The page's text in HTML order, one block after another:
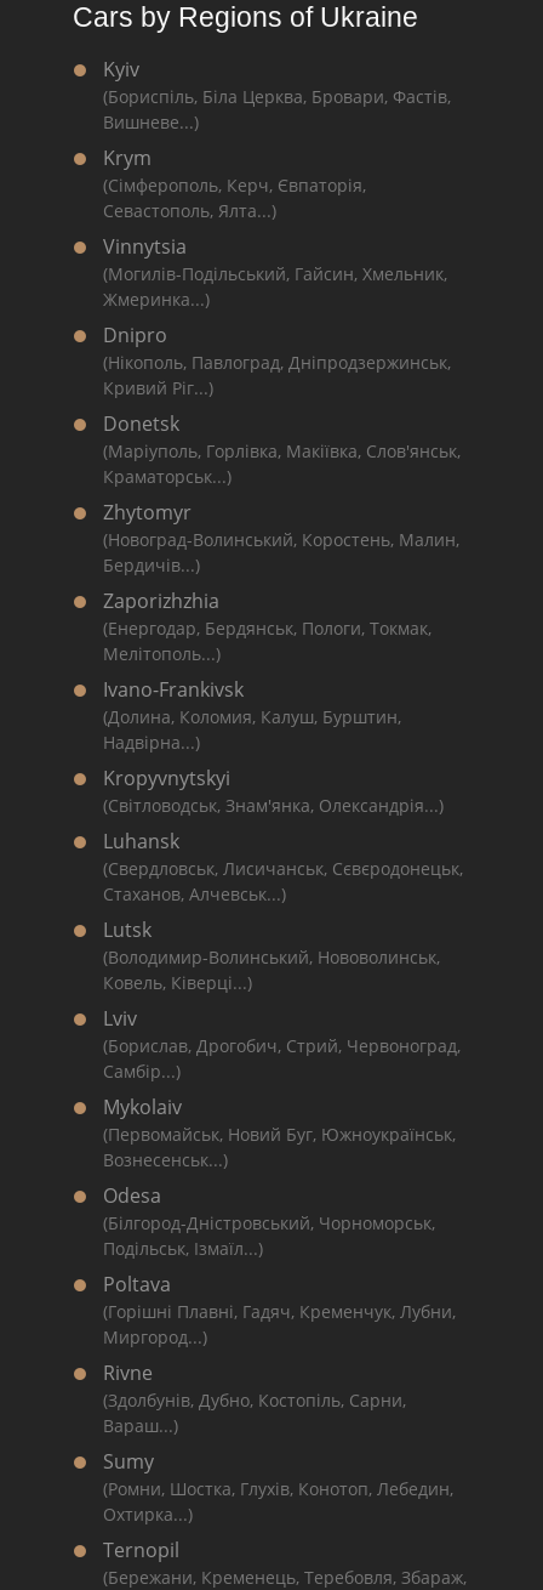
Cars by Regions of Ukraine
Kyiv
(Бориспіль, Біла Церква, Бровари, Фастів,
Вишневе...)
Krym
(Сімферополь, Керч, Євпаторія,
Севастополь, Ялта...)
Vinnytsia
(Могилів-Подільський, Гайсин, Хмельник,
Жмеринка...)
Dnipro
(Нікополь, Павлоград, Дніпродзержинськ,
Кривий Ріг...)
Donetsk
(Маріуполь, Горлівка, Макіївка, Слов'янськ,
Краматорськ...)
Zhytomyr
(Новоград-Волинський, Коростень, Малин,
Бердичів...)
Zaporizhzhia
(Енергодар, Бердянськ, Пологи, Токмак,
Мелітополь...)
Ivano-Frankivsk
(Долина, Коломия, Калуш, Бурштин,
Надвірна...)
Kropyvnytskyi
(Світловодськ, Знам'янка, Олександрія...)
Luhansk
(Свердловськ, Лисичанськ, Сєвєродонецьк,
Стаханов, Алчевськ...)
Lutsk
(Володимир-Волинський, Нововолинськ,
Ковель, Ківерці...)
Lviv
(Борислав, Дрогобич, Стрий, Червоноград,
Самбір...)
Mykolaiv
(Первомайськ, Новий Буг, Южноукраїнськ,
Вознесенськ...)
Odesa
(Білгород-Дністровський, Чорноморськ,
Подільськ, Ізмаїл...)
Poltava
(Горішні Плавні, Гадяч, Кременчук, Лубни,
Миргород...)
Rivne
(Здолбунів, Дубно, Костопіль, Сарни,
Вараш...)
Sumy
(Ромни, Шостка, Глухів, Конотоп, Лебедин,
Охтирка...)
Ternopil
(Бережани, Кременець, Теребовля, Збараж,